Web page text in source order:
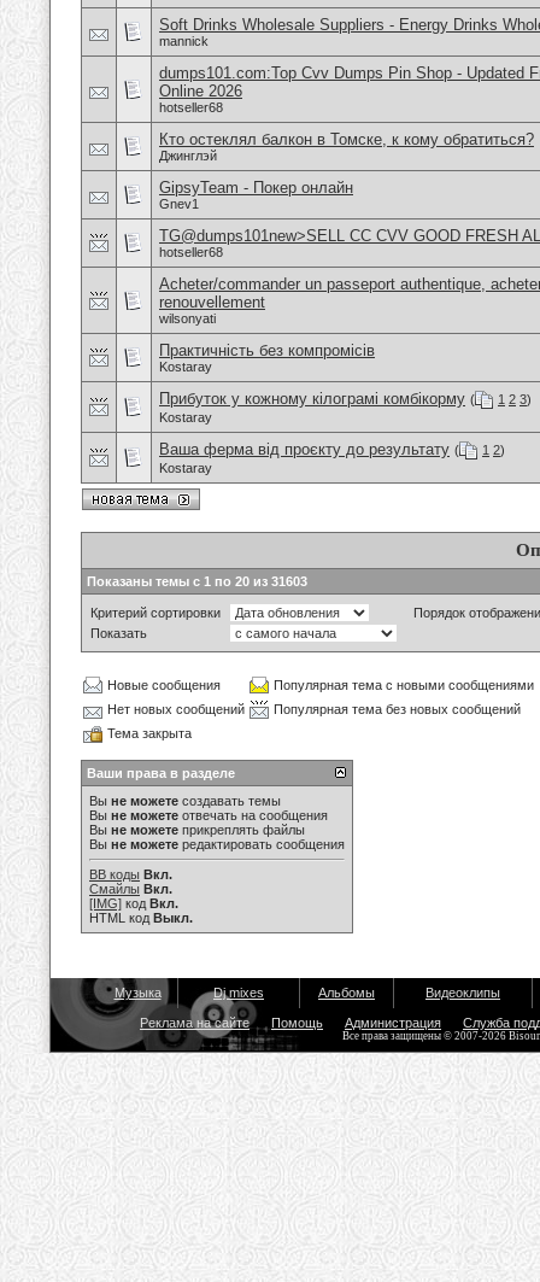
Soft Drinks Wholesale Suppliers - Energy Drinks
mannick
dumps101.com:Top Cvv Dumps Pin Shop - Updated
Online 2026
hotseller68
Кто остеклял балкон в Томске, к кому обратиться?
Джинглэй
GipsyTeam - Покер онлайн
Gnev1
TG@dumps101new>SELL CC CVV GOOD FRESH
hotseller68
Acheter/commander un passeport authentique,
renouvellement
wilsonyati
Практичність без компромісів
Kostaray
Прибуток у кожному кілограмі комбікорму ( 1 2 3)
Kostaray
Ваша ферма від проєкту до результату ( 1 2)
Kostaray
Показаны темы с 1 по 20 из 31603
Критерий сортировки
Порядок
Показать
Новые сообщения
Популярная тема с новыми сообщениями
Нет новых сообщений
Популярная тема без новых сообщений
Тема закрыта
Ваши права в разделе
Вы не можете создавать темы
Вы не можете отвечать на сообщения
Вы не можете прикреплять файлы
Вы не можете редактировать сообщения
BB коды Вкл.
Смайлы Вкл.
[IMG] код Вкл.
HTML код Выкл.
Музыка Dj mixes Альбомы Видеоклипы
Реклама на сайте Помощь Администрация Служба
Все права защищены © 2007-2026